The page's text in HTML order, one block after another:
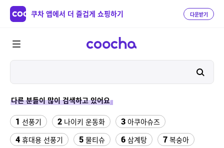
쿠차 앱에서 더 즐겁게 쇼핑하기 다운받기
다른 분들이 많이 검색하고 있어요
1 선풍기 2 나이키 운동화 3 아쿠아슈즈
4 휴대용 선풍기 5 물티슈 6 삼계탕 7 복숭아